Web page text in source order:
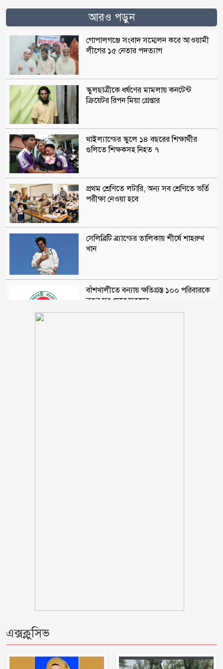
আরও পড়ুন
গোপালগঞ্জে সংবাদ সম্মেলন করে আওয়ামী
লীগের ১৫ নেতার পদত্যাগ
স্কুলছাত্রীকে ধর্ষণের মামলায় কনটেন্ট
ক্রিয়েটর রিপন মিয়া গ্রেপ্তার
থাইল্যান্ডের স্কুলে ১৪ বছরের শিক্ষার্থীর
গুলিতে শিক্ষকসহ নিহত ৭
প্রথম শ্রেণিতে লটারি, অন্য সব শ্রেণিতে ভর্তি
পরীক্ষা নেওয়া হবে
সেলিব্রিটি ব্র্যান্ডের তালিকায় শীর্ষে শাহরুখ
খান
বাঁশখালীতে বন্যায় ক্ষতিগ্রস্ত ১০০ পরিবারকে
নতুন ঘর দেবে সরকার
প্রতারণা, সতর্ক থাকার পরামর্শ
এক্সক্লুসিভ